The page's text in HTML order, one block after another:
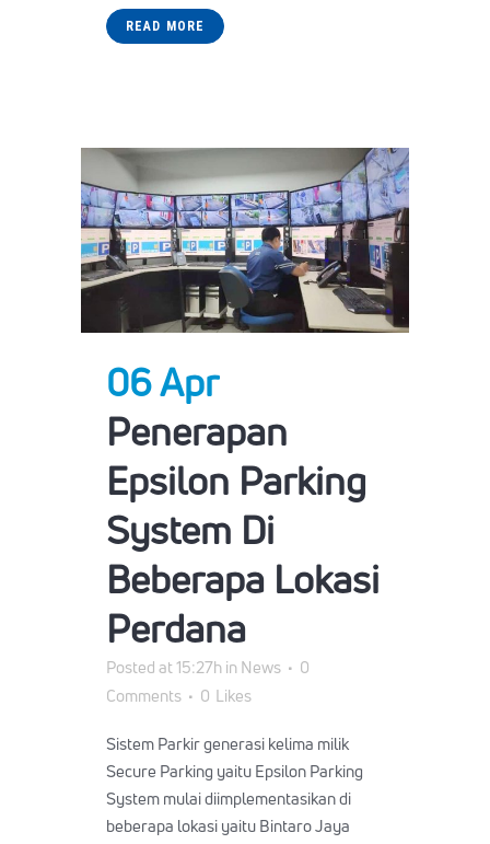
READ MORE
06 Apr
Penerapan
Epsilon Parking
System Di
Beberapa Lokasi
Perdana
Posted at 15:27hinNews
0
Comments
0 Likes
Sistem Parkir generasi kelima milik
Secure Parking yaitu Epsilon Parking
System mulai diimplementasikan di
beberapa lokasi yaitu Bintaro Jaya